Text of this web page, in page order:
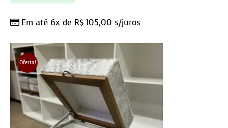
Em até 6x de R$ 105,00 s/juros
Oferta!